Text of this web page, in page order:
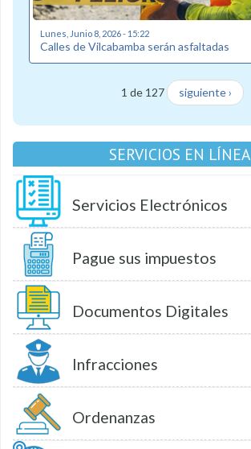
Lunes, Junio 8, 2026 - 15:22
Calles de Vilcabamba serán asfaltadas
1 de 127 siguiente ›
SERVICIOS EN LÍNEA
Servicios Electrónicos
Pague sus impuestos
Documentos Digitales
Infracciones
Ordenanzas